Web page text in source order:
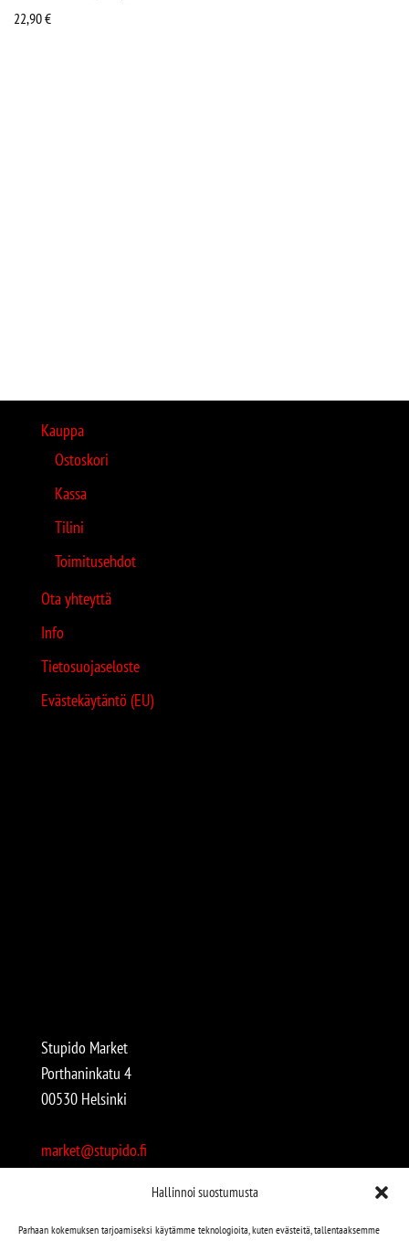
Hallinnoi suostumusta
Parhaan kokemuksen tarjoamiseksi käytämme teknologioita, kuten evästeitä, tallentaaksemme
22,90€
Kauppa
Ostoskori
Kassa
Tilini
Toimitusehdot
Ota yhteyttä
Info
Tietosuojaseloste
Evästekäytäntö (EU)
Stupido Market
Porthaninkatu 4
00530 Helsinki
market@stupido.fi
Avoinna: